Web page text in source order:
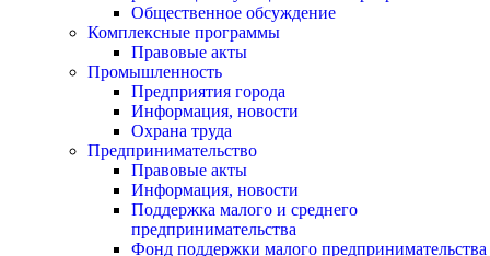
Общественное обсуждение
Комплексные программы
Правовые акты
Промышленность
Предприятия города
Информация, новости
Охрана труда
Предпринимательство
Правовые акты
Информация, новости
Поддержка малого и среднего
предпринимательства
Фонд поддержки малого предпринимательства